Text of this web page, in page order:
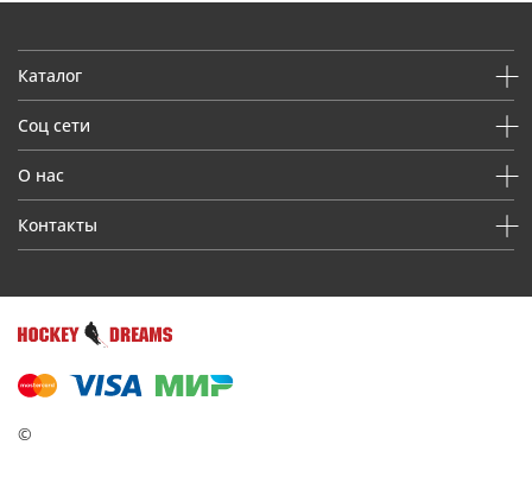
Каталог
Соц сети
О нас
Контакты
©